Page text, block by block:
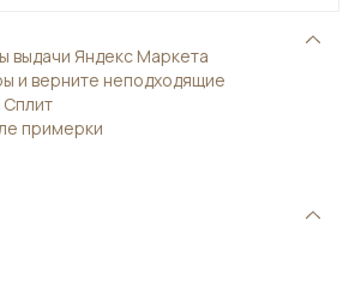
выдачи Яндекс Маркета
и верните неподходящие
Сплит
примерки